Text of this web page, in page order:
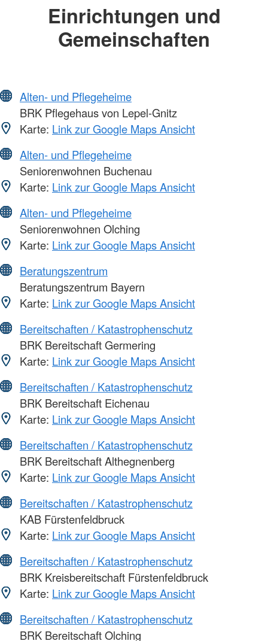
Einrichtungen und
Gemeinschaften
Alten- und Pflegeheime
BRK Pflegehaus von Lepel-Gnitz
Karte: Link zur Google Maps Ansicht
Alten- und Pflegeheime
Seniorenwohnen Buchenau
Karte: Link zur Google Maps Ansicht
Alten- und Pflegeheime
Seniorenwohnen Olching
Karte: Link zur Google Maps Ansicht
Beratungszentrum
Beratungszentrum Bayern
Karte: Link zur Google Maps Ansicht
Bereitschaften / Katastrophenschutz
BRK Bereitschaft Germering
Karte: Link zur Google Maps Ansicht
Bereitschaften / Katastrophenschutz
BRK Bereitschaft Eichenau
Karte: Link zur Google Maps Ansicht
Bereitschaften / Katastrophenschutz
BRK Bereitschaft Althegnenberg
Karte: Link zur Google Maps Ansicht
Bereitschaften / Katastrophenschutz
KAB Fürstenfeldbruck
Karte: Link zur Google Maps Ansicht
Bereitschaften / Katastrophenschutz
BRK Kreisbereitschaft Fürstenfeldbruck
Karte: Link zur Google Maps Ansicht
Bereitschaften / Katastrophenschutz
BRK Bereitschaft Olching